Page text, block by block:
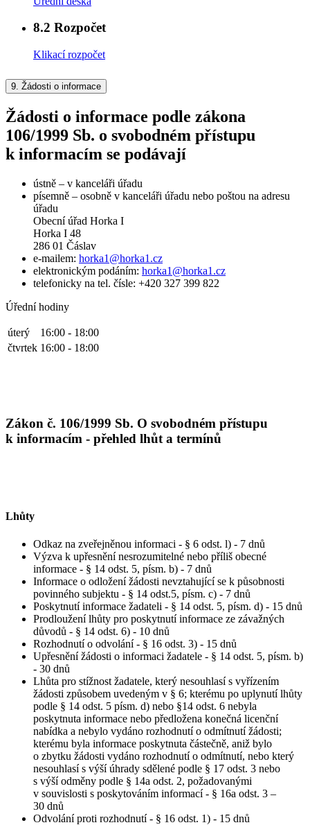
8.2 Rozpočet
Klikací rozpočet
9. Žádosti o informace
Žádosti o informace podle zákona
106/1999 Sb. o svobodném přístupu
k informacím se podávají
ústně – v kanceláři úřadu
písemně – osobně v kanceláři úřadu nebo poštou na adresu
úřadu
Obecní úřad Horka I
Horka I 48
286 01 Čáslav
e-mailem: horka1@horka1.cz
elektronickým podáním: horka1@horka1.cz
telefonicky na tel. čísle: +420 327 399 822
Úřední hodiny
úterý
16:00 - 18:00
čtvrtek 16:00 - 18:00
Zákon č. 106/1999 Sb. O svobodném přístupu
k informacím - přehled lhůt a termínů
Lhůty
Odkaz na zveřejněnou informaci - § 6 odst. l) - 7 dnů
Výzva k upřesnění nesrozumitelné nebo příliš obecné
informace - § 14 odst. 5, písm. b) - 7 dnů
Informace o odložení žádosti nevztahující se k působnosti
povinného subjektu - § 14 odst.5, písm. c) - 7 dnů
Poskytnutí informace žadateli - § 14 odst. 5, písm. d) - 15 dnů
Prodloužení lhůty pro poskytnutí informace ze závažných
důvodů - § 14 odst. 6) - 10 dnů
Rozhodnutí o odvolání - § 16 odst. 3) - 15 dnů
Upřesnění žádosti o informaci žadatele - § 14 odst. 5, písm. b)
- 30 dnů
Lhůta pro stížnost žadatele, který nesouhlasí s vyřízením
žádosti způsobem uvedeným v § 6; kterému po uplynutí lhůty
podle § 14 odst. 5 písm. d) nebo §14 odst. 6 nebyla
poskytnuta informace nebo předložena konečná licenční
nabídka a nebylo vydáno rozhodnutí o odmítnutí žádosti;
kterému byla informace poskytnuta částečně, aniž bylo
o zbytku žádosti vydáno rozhodnutí o odmítnutí, nebo který
nesouhlasí s výší úhrady sdělené podle § 17 odst. 3 nebo
s výší odměny podle § 14a odst. 2, požadovanými
v souvislosti s poskytováním informací - § 16a odst. 3 –
30 dnů
Odvolání proti rozhodnutí - § 16 odst. 1) - 15 dnů